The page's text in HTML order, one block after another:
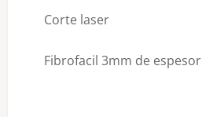
Corte laser
Fibrofacil 3mm de espesor